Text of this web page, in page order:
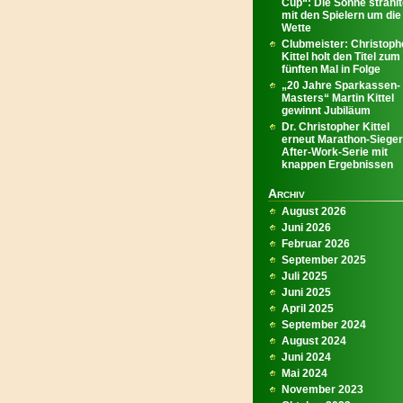
Cup“: Die Sonne
mit den Spielern um die
Wette
Clubmeister:
Kittel holt den Titel zum
fünften Mal in Folge
„20 Jahre Sparkassen-
Masters“ Martin Kittel
gewinnt Jubiläum
Dr. Christopher Kittel
erneut Marathon-Sieger
After-Work-Serie mit
knappen Ergebnissen
Archiv
August 2026
Juni 2026
Februar 2026
September 2025
Juli 2025
Juni 2025
April 2025
September 2024
August 2024
Juni 2024
Mai 2024
November 2023